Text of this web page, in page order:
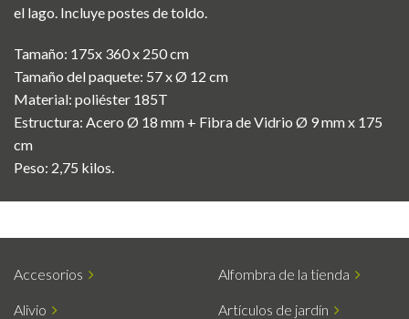
el lago. Incluye postes de toldo.
Tamaño: 175x 360 x 250 cm
Tamaño del paquete: 57 x Ø 12 cm
Material: poliéster 185T
Estructura: Acero Ø 18 mm + Fibra de Vidrio Ø 9 mm x 175
cm
Peso: 2,75 kilos.
Accesorios Alfombra de la tienda
Alivio Artículos de jardín